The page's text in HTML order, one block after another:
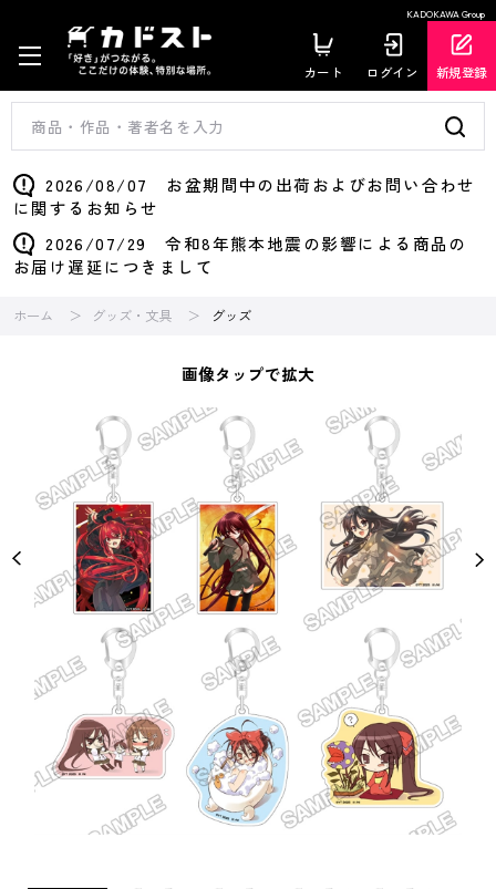
KADOKAWA Group
カート ログイン 新規登録
2026/08/07 お盆期間中の出荷およびお問い合わせ
に関するお知らせ
2026/07/29 令和8年熊本地震の影響による商品の
お届け遅延につきまして
ホーム グッズ・文具 グッズ
画像タップで拡大